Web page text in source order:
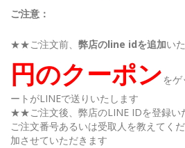
ご注意：
★★ご注文前、 弊店のline idを追加い
円のクーポンを
ートがLINEで送りいたします
★★ご注文後、弊店のLINE IDを登録い
ご注文番号あるいは受取人を教えてく
加させていただきます